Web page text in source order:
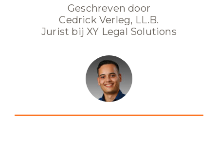
Geschreven door
Cedrick Verleg, LL.B.
Jurist bij XY Legal Solutions